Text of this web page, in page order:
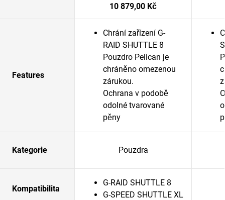
10 879,00 Kč
Features
Chrání zařízení G-
RAID SHUTTLE 8
Pouzdro Pelican je
chráněno omezenou
zárukou.
Ochrana v podobě
odolné tvarované
pěny
Kategorie Pouzdra
Kompatibilita
G-RAID SHUTTLE 8
G-SPEED SHUTTLE XL